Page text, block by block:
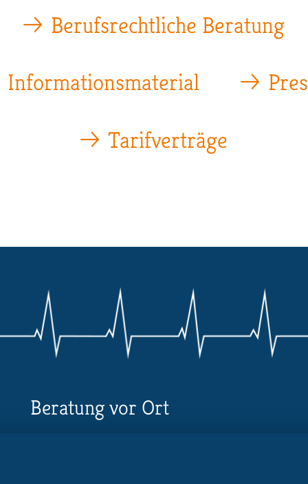
Berufsrechtliche Beratung
Informationsmaterial
Tarifverträge
Beratung vor Ort